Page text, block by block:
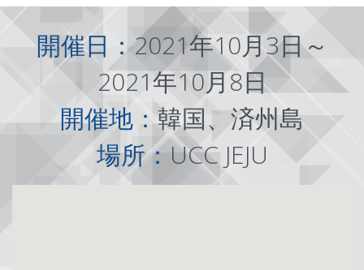
開催日：2021年10月3日～
2021年10月8日
開催地：韓国、済州島
場所： UCC JEJU